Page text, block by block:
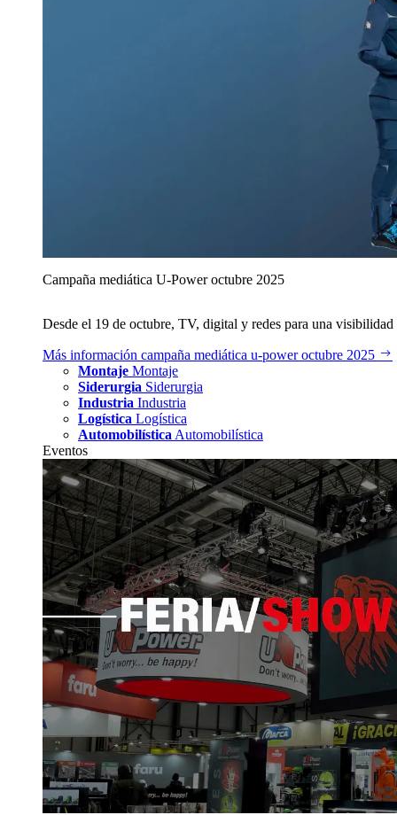
Campaña mediática U‑Power octubre 2025
Desde el 19 de octubre, TV, digital y redes para una
Más información campaña mediática u‑power octubre 2025
Montaje Montaje
Siderurgia Siderurgia
Industria Industria
Logística Logística
Automobilística Automobilística
Eventos